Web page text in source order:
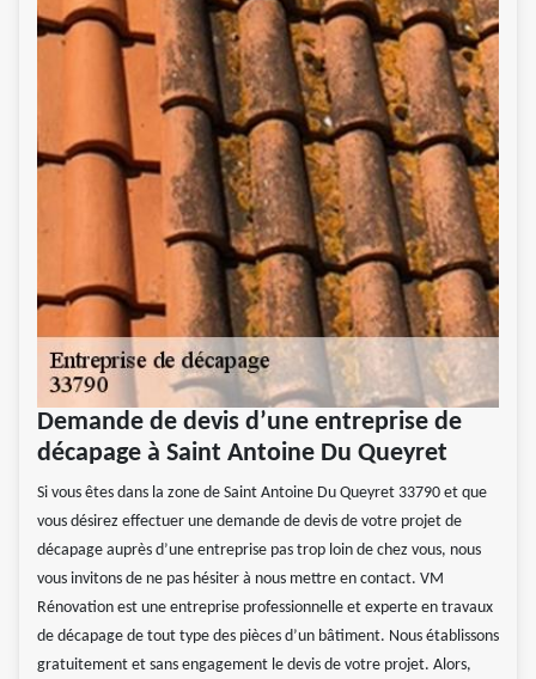
Demande de devis d’une entreprise de
décapage à Saint Antoine Du Queyret
Si vous êtes dans la zone de Saint Antoine Du Queyret 33790 et que
vous désirez effectuer une demande de devis de votre projet de
décapage auprès d’une entreprise pas trop loin de chez vous, nous
vous invitons de ne pas hésiter à nous mettre en contact. VM
Rénovation est une entreprise professionnelle et experte en travaux
de décapage de tout type des pièces d’un bâtiment. Nous établissons
gratuitement et sans engagement le devis de votre projet. Alors,